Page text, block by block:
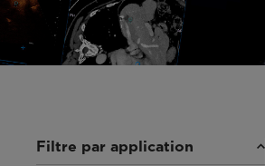
Filtre par application